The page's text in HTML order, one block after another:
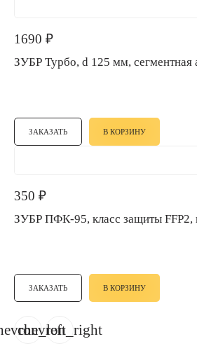
1690 ₽
ЗУБР Турбо, d 125 мм,
ЗАКАЗАТЬ В КОРЗИНУ
350 ₽
ЗУБР ПФК-95, класс защиты
ЗАКАЗАТЬ В КОРЗИНУ
chevron_right